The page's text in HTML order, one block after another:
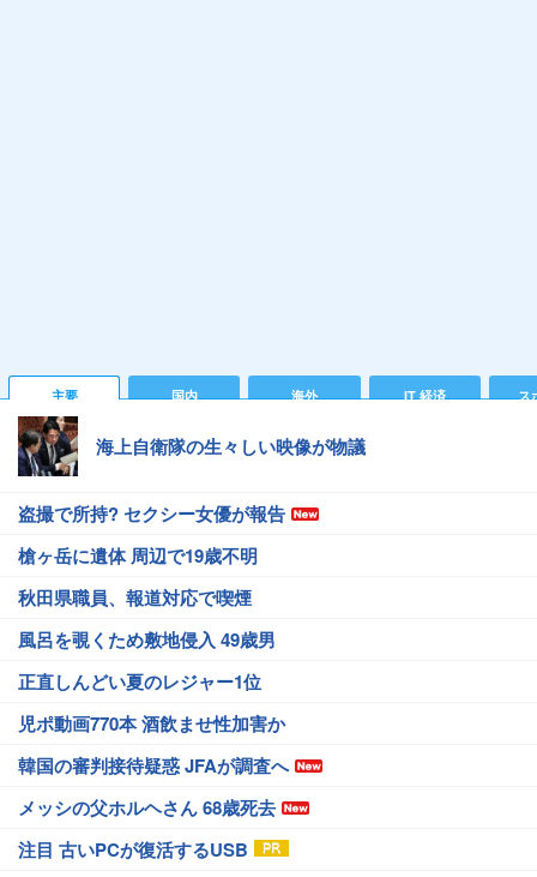
主要 国内 海外 IT 経済 ス
海上自衛隊の生々しい映像が物議
盗撮で所持? セクシー女優が報告
槍ヶ岳に遺体 周辺で19歳不明
秋田県職員、報道対応で喫煙
風呂を覗くため敷地侵入 49歳男
正直しんどい夏のレジャー1位
児ポ動画770本 酒飲ませ性加害か
韓国の審判接待疑惑 JFAが調査へ
メッシの父ホルヘさん 68歳死去
注目 古いPCが復活するUSB